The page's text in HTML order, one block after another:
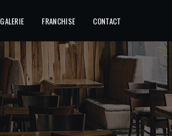
GALERIE FRANCHISE CONTACT